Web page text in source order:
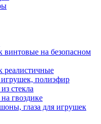
винтовые на безопасном
реалистичные
игрушек, полиэфир
стекла
гвоздике
глаза для игрушек